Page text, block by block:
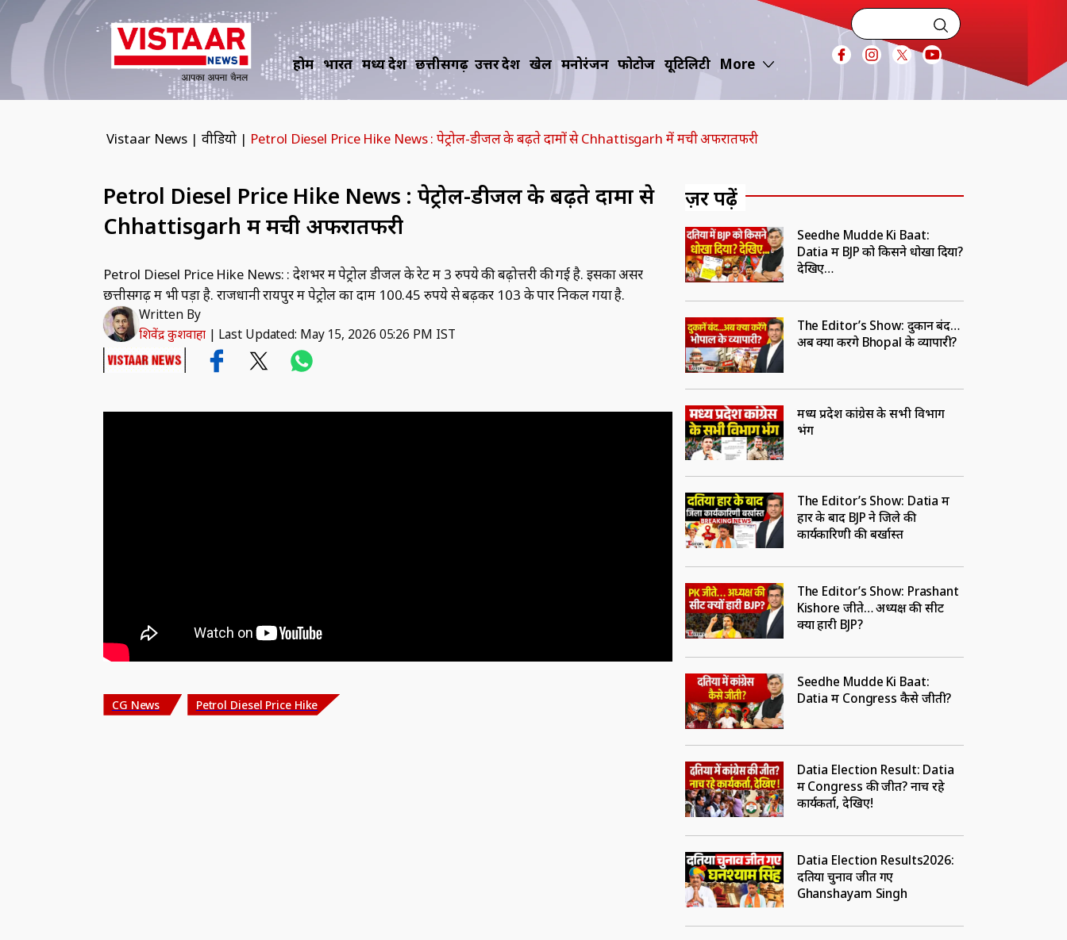
होम भारत मध्य प्रदेश छत्तीसगढ़ उत्तर प्रदेश खेल मनोरंजन फोटोज यूटिलिटी More
Vistaar News | वीडियो | Petrol Diesel Price Hike News : पेट्रोल-डीजल के बढ़ते दामों से Chhattisgarh में मची अफरातफरी
Petrol Diesel Price Hike News : पेट्रोल-डीजल के बढ़ते दामों से
Chhattisgarh में मची अफरातफरी
Petrol Diesel Price Hike News: : देशभर में पेट्रोल डीजल के रेट में 3 रुपये की बढ़ोत्तरी की गई है. इसका असर
छत्तीसगढ़ में भी पड़ा है. राजधानी रायपुर में पेट्रोल का दाम 100.45 रुपये से बढ़कर 103 के पार निकल गया है.
Written By
शिवेंद्र कुशवाहा| Last Updated: May 15, 2026 05:26 PM IST
CG News Petrol Diesel Price Hike
ज़रूर पढ़ें
Seedhe Mudde Ki Baat:
Datia में BJP को किसने धोखा दिया?
देखिए…
The Editor’s Show: दुकानें बंद…
अब क्या करेंगे Bhopal के व्यापारी?
मध्य प्रदेश कांग्रेस के सभी विभाग
भंग
The Editor’s Show: Datia में
हार के बाद BJP ने जिले की
कार्यकारिणी की बर्खास्त
The Editor’s Show: Prashant
Kishore जीते… अध्यक्ष की सीट
क्यों हारी BJP?
Seedhe Mudde Ki Baat:
Datia में Congress कैसे जीती?
Datia Election Result: Datia
में Congress की जीत? नाच रहे
कार्यकर्ता, देखिए!
Datia Election Results2026:
दतिया चुनाव जीत गए
Ghanshayam Singh